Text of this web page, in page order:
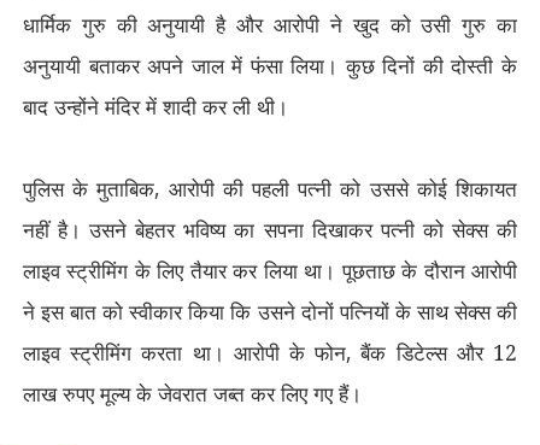
धार्मिक गुरु की अनुयायी है और आरोपी ने खुद को उसी गुरु का
अनुयायी बताकर अपने जाल में फंसा लिया। कुछ दिनों की दोस्ती के
बाद उन्होंने मंदिर में शादी कर ली थी।
पुलिस के मुताबिक, आरोपी की पहली पत्नी को उससे कोई शिकायत
नहीं है। उसने बेहतर भविष्य का सपना दिखाकर पत्नी को सेक्स की
लाइव स्ट्रीमिंग के लिए तैयार कर लिया था। पूछताछ के दौरान आरोपी
ने इस बात को स्वीकार किया कि उसने दोनों पत्नियों के साथ सेक्स की
लाइव स्ट्रीमिंग करता था। आरोपी के फोन,बैंक डिटेल्स और 12
लाख रुपए मूल्य के जेवरात जब्त कर लिए गए हैं।